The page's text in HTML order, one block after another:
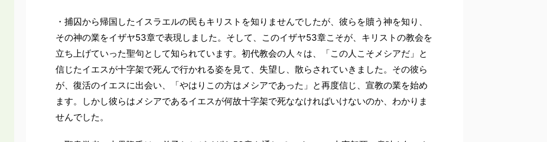
・捕囚から帰国したイスラエルの民もキリストを知りませんでしたが、彼らを贖う神を知り、
その神の業をイザヤ53章で表現しました。そして、このイザヤ53章こそが、キリストの教会を
立ち上げていった聖句として知られています。初代教会の人々は、「この人こそメシアだ」と
信じたイエスが十字架で死んで行かれる姿を見て、失望し、散らされていきました。その彼ら
が、復活のイエスに出会い、「やはりこの方はメシアであった」と再度信じ、宣教の業を始め
ます。しかし彼らはメシアであるイエスが何故十字架で死ななければいけないのか、わかりま
せんでした。